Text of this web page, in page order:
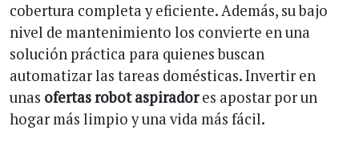
cobertura completa y eficiente. Además, su bajo
nivel de mantenimiento los convierte en una
solución práctica para quienes buscan
automatizar las tareas domésticas. Invertir en
unas ofertas robot aspiradores apostar por un
hogar más limpio y una vida más fácil.